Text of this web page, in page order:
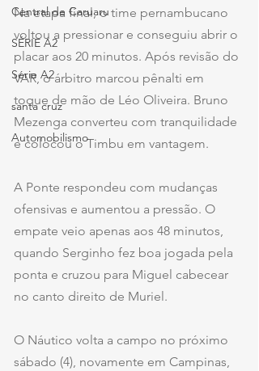
Central de Caruaru
SÉRIE A2
Série A2
santa cruz
Automobilismo
Na etapa final, o time pernambucano
voltou a pressionar e conseguiu abrir o
placar aos 20 minutos. Após revisão do
VAR, o árbitro marcou pênalti em
toque de mão de Léo Oliveira. Bruno
Mezenga converteu com tranquilidade
e colocou o Timbu em vantagem.
A Ponte respondeu com mudanças
ofensivas e aumentou a pressão. O
empate veio apenas aos 48 minutos,
quando Serginho fez boa jogada pela
ponta e cruzou para Miguel cabecear
no canto direito de Muriel.
O Náutico volta a campo no próximo
sábado (4), novamente em Campinas,